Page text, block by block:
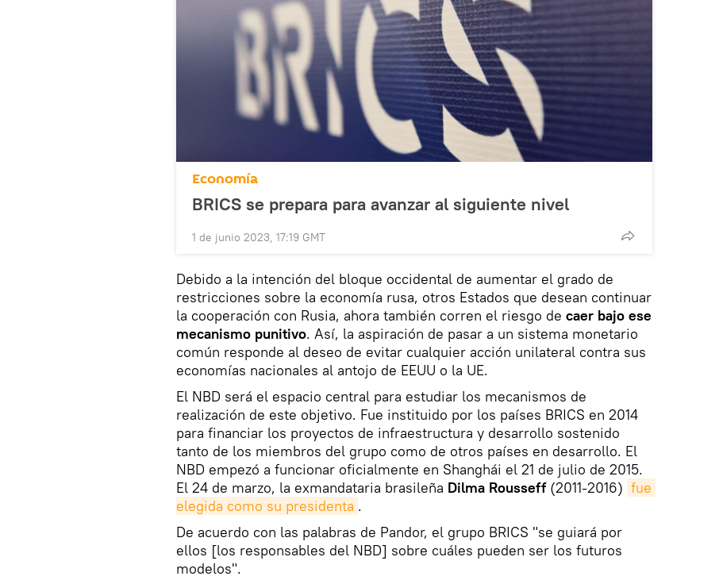
Economía
BRICS se prepara para avanzar al siguiente nivel
1 de junio 2023, 17:19 GMT
Debido a la intención del bloque occidental de aumentar el grado de
restricciones sobre la economía rusa, otros Estados que desean continuar
la cooperación con Rusia, ahora también corren el riesgo de caer bajo ese
mecanismo punitivo. Así, la aspiración de pasar a un sistema monetario
común responde al deseo de evitar cualquier acción unilateral contra sus
economías nacionales al antojo de EEUU o la UE.
El NBD será el espacio central para estudiar los mecanismos de
realización de este objetivo. Fue instituido por los países BRICS en 2014
para financiar los proyectos de infraestructura y desarrollo sostenido
tanto de los miembros del grupo como de otros países en desarrollo. El
NBD empezó a funcionar oficialmente en Shanghái el 21 de julio de 2015.
El 24 de marzo, la exmandataria brasileña Dilma Rousseff (2011-2016) fue
elegida como su presidenta .
De acuerdo con las palabras de Pandor, el grupo BRICS "se guiará por
ellos [los responsables del NBD] sobre cuáles pueden ser los futuros
modelos".